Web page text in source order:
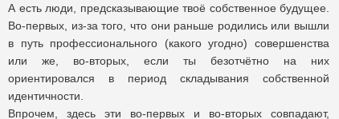
А есть люди, предсказывающие твоё собственное будущее.
Во-первых, из-за того, что они раньше родились или вышли
в путь профессионального (какого угодно) совершенства
или же, во-вторых, если ты безотчётно на них
ориентировался в период складывания собственной
идентичности.
Впрочем, здесь эти во-первых и во-вторых совпадают,